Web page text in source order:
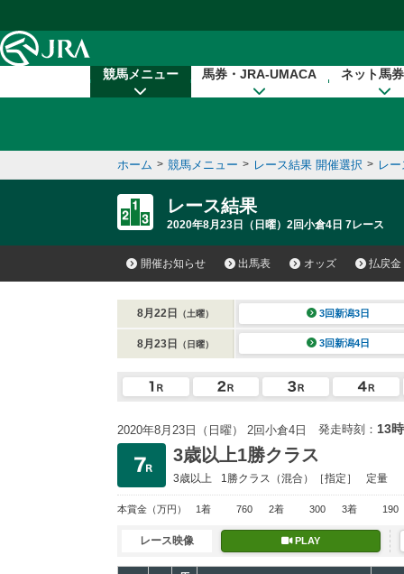
競馬メニュー 馬券・JRA-UMACA ネット馬
ホーム > 競馬メニュー > レース結果 開催選択 > レ
レース結果
2020年8月23日（日曜）2回小倉4日 7レース
開催お知らせ 出馬表 オッズ 払戻金
8月22日 （土曜） 3回新潟3日
8月23日 （日曜） 3回新潟4日
2020年8月23日（日曜） 2回小倉4日 発走時刻： 13
3歳以上1勝クラス
3歳以上 1勝クラス （混合）［指定］ 定量
本賞金 （万円） 1着 760 2着 300 3着 190
レース映像 PLAY